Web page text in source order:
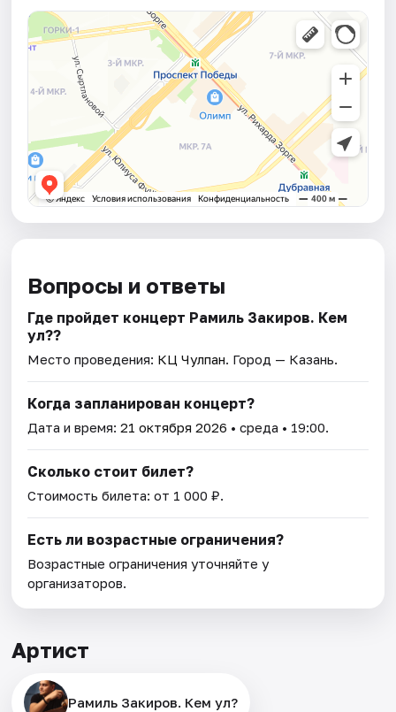
Вопросы и ответы
Где пройдет концерт Рамиль Закиров. Кем
ул??
Место проведения: КЦ Чулпан. Город — Казань.
Когда запланирован концерт?
Дата и время:21 октября 2026 • среда • 19:00.
Сколько стоит билет?
Стоимость билета: от 1 000 ₽.
Есть ли возрастные ограничения?
Возрастные ограничения уточняйте у
организаторов.
Артист
Рамиль Закиров. Кем ул?